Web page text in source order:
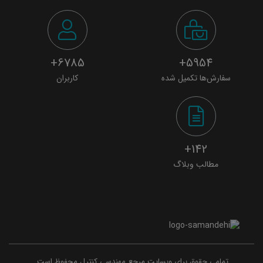
5954+
سفارش‌ها تکمیل شده
6785+
کاربران
142+
مطالب وبلاگ